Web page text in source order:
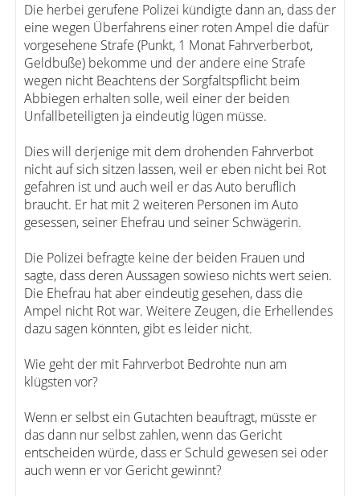
Die herbei gerufene Polizei kündigte dann an, dass der
eine wegen Überfahrens einer roten Ampel die dafür
vorgesehene Strafe (Punkt, 1 Monat Fahrverberbot,
Geldbuße) bekomme und der andere eine Strafe
wegen nicht Beachtens der Sorgfaltspflicht beim
Abbiegen erhalten solle, weil einer der beiden
Unfallbeteiligten ja eindeutig lügen müsse.
Dies will derjenige mit dem drohenden Fahrverbot
nicht auf sich sitzen lassen, weil er eben nicht bei Rot
gefahren ist und auch weil er das Auto beruflich
braucht. Er hat mit 2 weiteren Personen im Auto
gesessen, seiner Ehefrau und seiner Schwägerin.
Die Polizei befragte keine der beiden Frauen und
sagte, dass deren Aussagen sowieso nichts wert seien.
Die Ehefrau hat aber eindeutig gesehen, dass die
Ampel nicht Rot war. Weitere Zeugen, die Erhellendes
dazu sagen könnten, gibt es leider nicht.
Wie geht der mit Fahrverbot Bedrohte nun am
klügsten vor?
Wenn er selbst ein Gutachten beauftragt, müsste er
das dann nur selbst zahlen, wenn das Gericht
entscheiden würde, dass er Schuld gewesen sei oder
auch wenn er vor Gericht gewinnt?